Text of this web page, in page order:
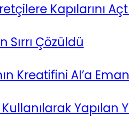
Kapılarını Açtı
Çözüldü
AI’a Emanet
Yapılan Yeni